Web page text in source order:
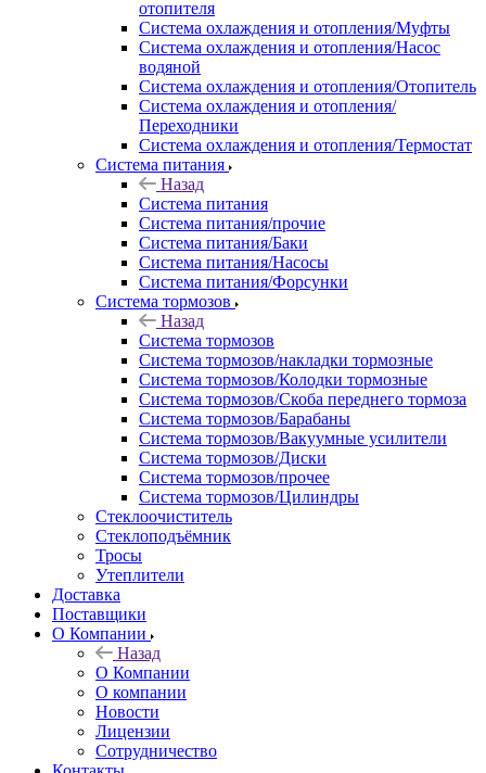
отопителя
Система охлаждения и отопления/Муфты
Система охлаждения и отопления/Насос
водяной
Система охлаждения и отопления/Отопитель
Система охлаждения и отопления/
Переходники
Система охлаждения и отопления/Термостат
Система питания
Назад
Система питания
Система питания/прочие
Система питания/Баки
Система питания/Насосы
Система питания/Форсунки
Система тормозов
Назад
Система тормозов
Система тормозов/накладки тормозные
Система тормозов/Колодки тормозные
Система тормозов/Скоба переднего тормоза
Система тормозов/Барабаны
Система тормозов/Вакуумные усилители
Система тормозов/Диски
Система тормозов/прочее
Система тормозов/Цилиндры
Стеклоочиститель
Стеклоподъёмник
Тросы
Утеплители
Доставка
Поставщики
О Компании
Назад
О Компании
О компании
Новости
Лицензии
Сотрудничество